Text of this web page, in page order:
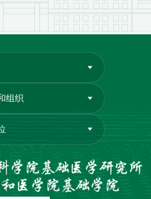
组织